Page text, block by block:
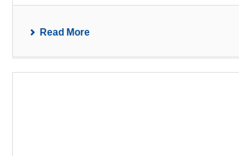
Read More